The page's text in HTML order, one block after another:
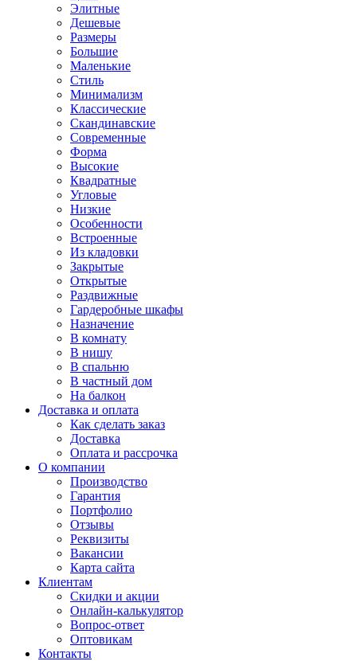
Элитные
Дешевые
Размеры
Большие
Маленькие
Стиль
Минимализм
Классические
Скандинавские
Современные
Форма
Высокие
Квадратные
Угловые
Низкие
Особенности
Встроенные
Из кладовки
Закрытые
Открытые
Раздвижные
Гардеробные шкафы
Назначение
В комнату
В нишу
В спальню
В частный дом
На балкон
Доставка и оплата
Как сделать заказ
Доставка
Оплата и рассрочка
О компании
Производство
Гарантия
Портфолио
Отзывы
Реквизиты
Вакансии
Карта сайта
Клиентам
Скидки и акции
Онлайн-калькулятор
Вопрос-ответ
Оптовикам
Контакты